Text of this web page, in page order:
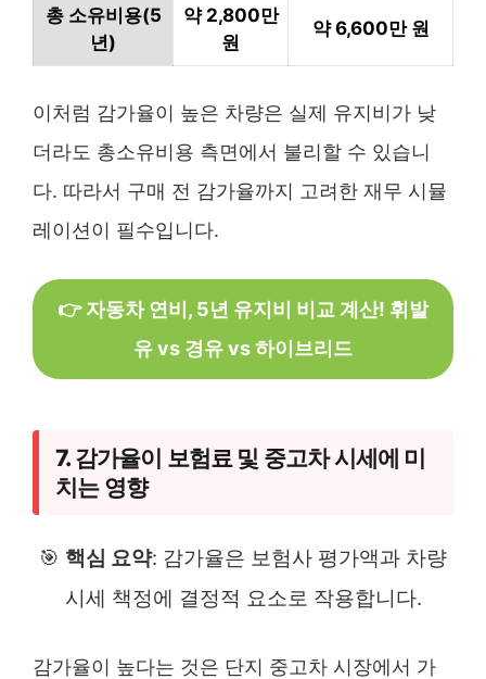
총 소유비용(5
년)
약 2,800만
원
약 6,600만 원
이처럼 감가율이 높은 차량은 실제 유지비가 낮
더라도 총소유비용 측면에서 불리할 수 있습니
다. 따라서 구매 전 감가율까지 고려한 재무 시뮬
레이션이 필수입니다.
👉 자동차 연비, 5년 유지비 비교 계산! 휘발
유 vs 경유 vs 하이브리드
7. 감가율이 보험료 및 중고차 시세에 미
치는 영향
🎯 핵심 요약: 감가율은 보험사 평가액과 차량
시세 책정에 결정적 요소로 작용합니다.
감가율이 높다는 것은 단지 중고차 시장에서 가